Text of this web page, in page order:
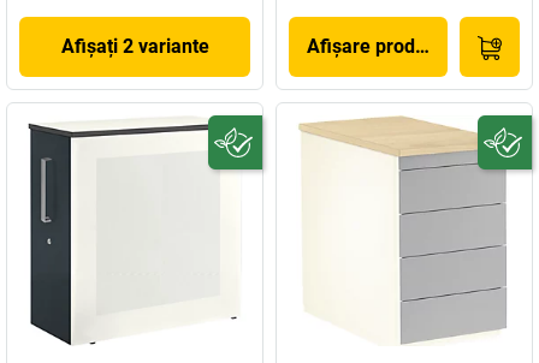
Afișați 2 variante Afișare produs